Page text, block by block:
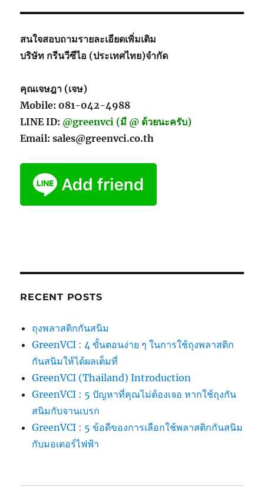
สนใจสอบถามรายละเอียดเพิ่มเติม
บริษัท กรีนวีซีไอ (ประเทศไทย)จำกัด
คุณเจษฎา (เจษ)
Mobile: 081-042-4988
LINE ID: @greenvci (มี @ ด้วยนะครับ)
Email: sales@greenvci.co.th
RECENT POSTS
ถุงพลาสติกกันสนิม
GreenVCI : 4 ขั้นตอนง่าย ๆ ในการใช้ถุงพลาสติก
กันสนิมให้ได้ผลเต็มที่
GreenVCI (Thailand) Introduction
GreenVCI : 5 ปัญหาที่คุณไม่ต้องเจอ หากใช้ถุงกัน
สนิมกับจานเบรก
GreenVCI : 5 ข้อดีของการเลือกใช้พลาสติกกันสนิม
กับมอเตอร์ไฟฟ้า